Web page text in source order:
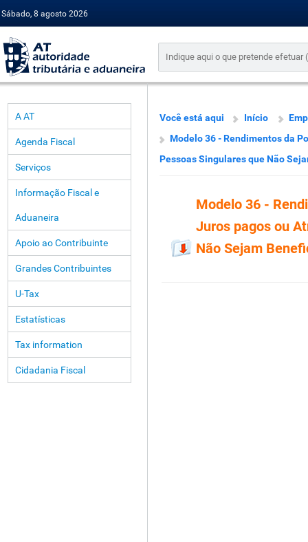
Sábado, 8 agosto 2026
A AT
Agenda Fiscal
Serviços
Informação Fiscal e
Aduaneira
Apoio ao Contribuinte
Grandes Contribuintes
U-Tax
Estatísticas
Tax information
Cidadania Fiscal
Você está aqui Início
Modelo 36 - Rendimentos da
Pessoas Singulares que Não
Modelo 36 -
Juros pagos ou
Não Sejam